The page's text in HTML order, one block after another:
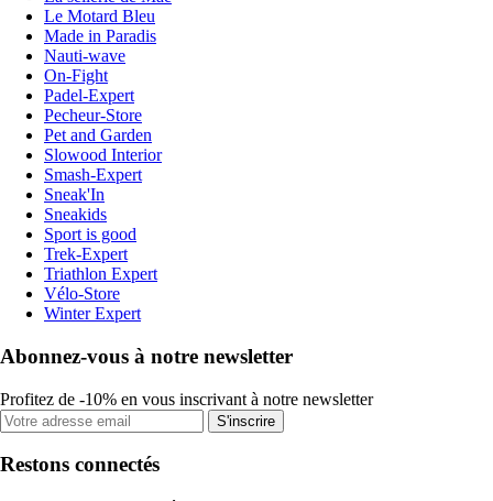
Le Motard Bleu
Made in Paradis
Nauti-wave
On-Fight
Padel-Expert
Pecheur-Store
Pet and Garden
Slowood Interior
Smash-Expert
Sneak'In
Sneakids
Sport is good
Trek-Expert
Triathlon Expert
Vélo-Store
Winter Expert
Abonnez-vous à notre newsletter
Profitez de -10% en vous inscrivant à notre newsletter
S'inscrire
Restons connectés